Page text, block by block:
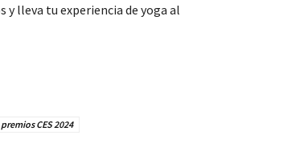
y lleva tu experiencia de yoga al
premios CES 2024